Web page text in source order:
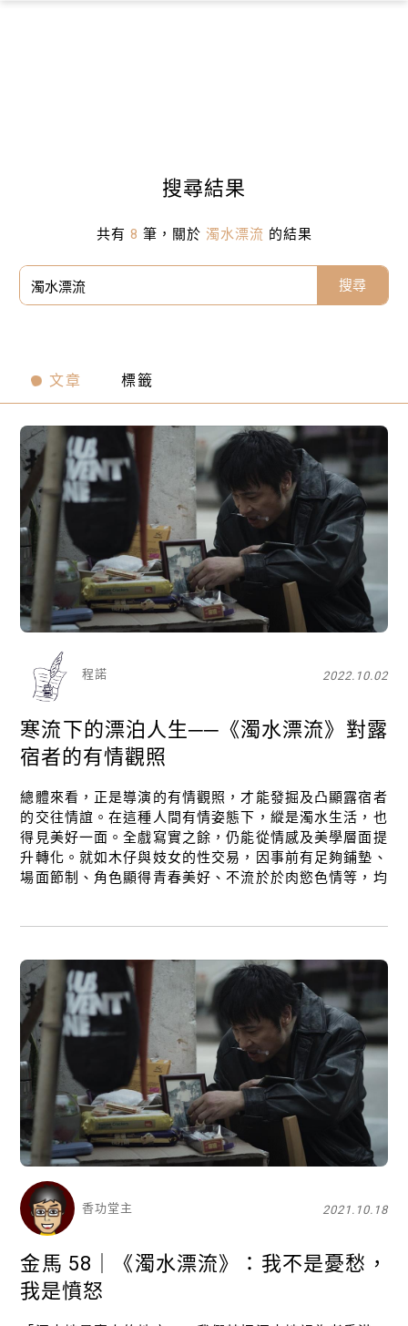
搜尋結果
共有 8 筆，關於 濁水漂流 的結果
搜尋
文章 標籤
程諾 2022.10.02
寒流下的漂泊人生──《濁水漂流》對露
宿者的有情觀照
總體來看，正是導演的有情觀照，才能發掘及凸顯露宿者
的交往情誼。在這種人間有情姿態下，縱是濁水生活，也
得見美好一面。全戲寫實之餘，仍能從情感及美學層面提
升轉化。就如木仔與妓女的性交易，因事前有足夠鋪墊、
場面節制、角色顯得青春美好、不流於於肉慾色情等，均
香功堂主 2021.10.18
金馬 58｜《濁水漂流》：我不是憂愁，
我是憤怒